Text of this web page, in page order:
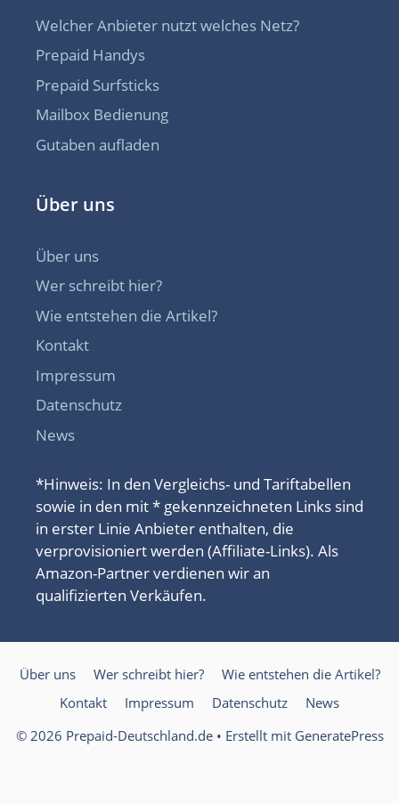
Welcher Anbieter nutzt welches Netz?
Prepaid Handys
Prepaid Surfsticks
Mailbox Bedienung
Gutaben aufladen
Über uns
Über uns
Wer schreibt hier?
Wie entstehen die Artikel?
Kontakt
Impressum
Datenschutz
News
*Hinweis: In den Vergleichs- und Tariftabellen
sowie in den mit * gekennzeichneten Links sind
in erster Linie Anbieter enthalten, die
verprovisioniert werden (Affiliate-Links). Als
Amazon-Partner verdienen wir an
qualifizierten Verkäufen.
Über uns Wer schreibt hier?
Wie entstehen die Artikel?
Kontakt
Impressum Datenschutz
News
© 2026 Prepaid-Deutschland.de• Erstellt mit GeneratePress